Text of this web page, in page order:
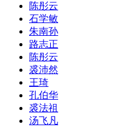
陈彤云
石学敏
朱南孙
路志正
陈彤云
裘沛然
王琦
孔伯华
裘法祖
汤飞凡